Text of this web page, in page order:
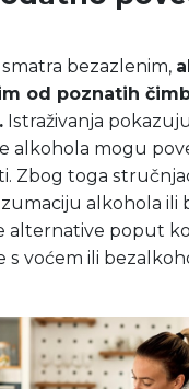
bezazlenim,
od poznatih
Istraživanja
alkohola mogu
Zbog toga
alkohola ili
alternative poput
s voćem ili